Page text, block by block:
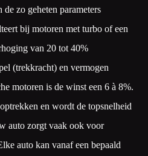
zo geheten parameters
bij motoren met turbo of een
van 20 tot 40%
(trekkracht) en vermogen
motoren is de winst een 6 à 8%.
en wordt de topsnelheid
auto zorgt vaak ook voor
auto kan vanaf een bepaald